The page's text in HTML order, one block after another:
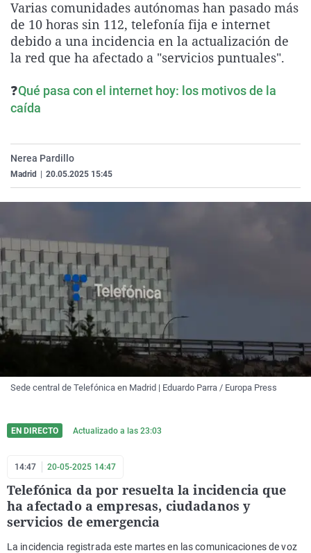
La rosa de los vientos
Gente viajera
Como el perro y el
Caso
Retornados
Equipo de
Operación Viuda
Extremadura
Galicia
La Rioja
Navarra
Virales
Televisión
Elecciones
Varias comunidades autónomas han pasado más
de 10 horas sin 112, telefonía fija e internet
debido a una incidencia en la actualización de
la red que ha afectado a "servicios puntuales".
❓Qué pasa con el internet hoy: los motivos de la
caída
Nerea Pardillo
Madrid 20.05.2025 15:45
Sede central de Telefónica en Madrid | Eduardo Parra / Europa Press
EN DIRECTO Actualizado a las 23:03
14:47 20-05-2025 14:47
Telefónica da por resuelta la incidencia que
ha afectado a empresas, ciudadanos y
servicios de emergencia
La incidencia registrada este martes en las comunicaciones de voz